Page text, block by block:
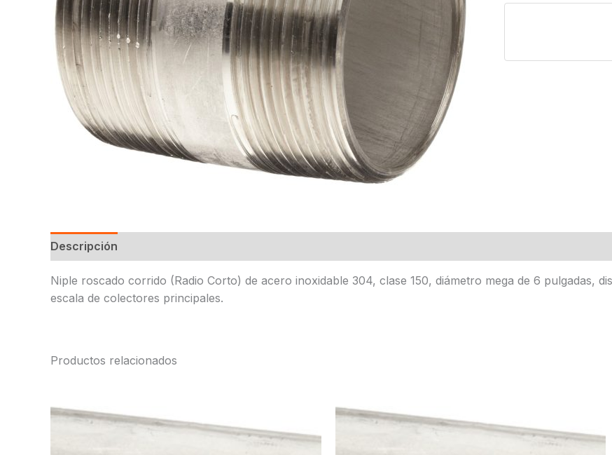
Descripción
Niple roscado corrido (Radio Corto) de acero inoxidable 304, clase 150, diámetro mega de 6 pulgadas,
escala de colectores principales.
Productos relacionados